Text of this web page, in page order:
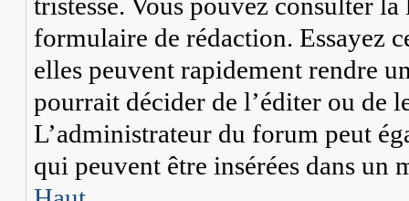
formulaire de rédaction. Essayez
elles peuvent rapidement rendre
pourrait décider de l’éditer ou de
L’administrateur du forum peut
qui peuvent être insérées dans un